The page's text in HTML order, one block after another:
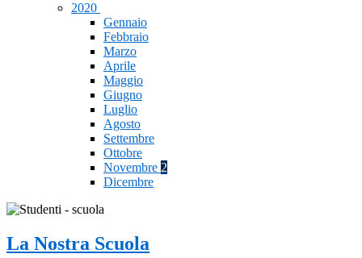
2020
Gennaio
Febbraio
Marzo
Aprile
Maggio
Giugno
Luglio
Agosto
Settembre
Ottobre
Novembre 2
Dicembre
La Nostra Scuola